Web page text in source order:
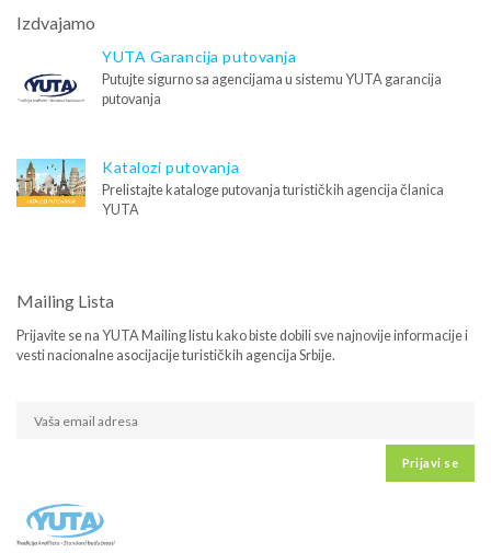
Izdvajamo
YUTA Garancija putovanja
Putujte sigurno sa agencijama u sistemu YUTA garancija
putovanja
Katalozi putovanja
Prelistajte kataloge putovanja turističkih agencija članica
YUTA
Mailing Lista
Prijavite se na YUTA Mailing listu kako biste dobili sve najnovije informacije i
vesti nacionalne asocijacije turističkih agencija Srbije.
Prijavi se